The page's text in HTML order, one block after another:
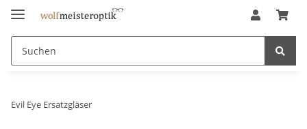
Evil Eye Ersatzgläser